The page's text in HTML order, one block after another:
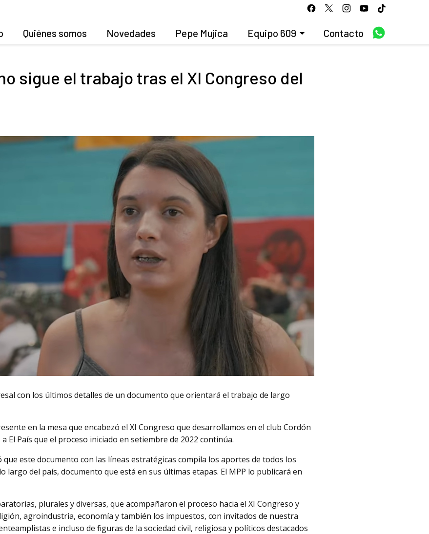
Quiénes somos Novedades Pepe Mujica Equipo 609 Contacto
sigue el trabajo tras el XI Congreso del
con los últimos detalles de un documento que orientará el trabajo de largo
en la mesa que encabezó el XI Congreso que desarrollamos en el club Cordón
El País que el proceso iniciado en setiembre de 2022 continúa.
que este documento con las líneas estratégicas compila los aportes de todos los
largo del país, documento que está en sus últimas etapas. El MPP lo publicará en
plurales y diversas, que acompañaron el proceso hacia el XI Congreso y
agroindustria, economía y también los impuestos, con invitados de nuestra
e incluso de figuras de la sociedad civil, religiosa y políticos destacados